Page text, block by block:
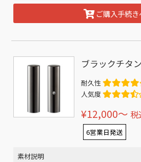
ご購入手続き
ブラックチタン
耐久性
人気度
¥12,000〜 税
6営業日発送
素材説明